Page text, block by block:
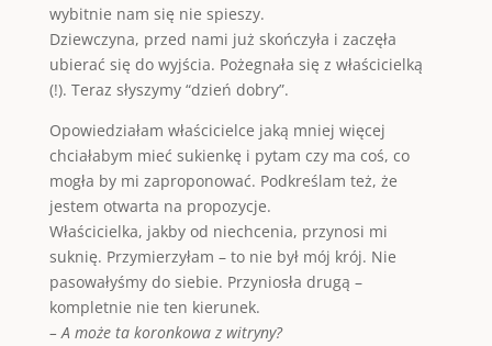
wybitnie nam się nie spieszy.
Dziewczyna, przed nami już skończyła i zaczęła
ubierać się do wyjścia. Pożegnała się z właścicielką
(!). Teraz słyszymy “dzień dobry”.
Opowiedziałam właścicielce jaką mniej więcej
chciałabym mieć sukienkę i pytam czy ma coś, co
mogła by mi zaproponować. Podkreślam też, że
jestem otwarta na propozycje.
Właścicielka, jakby od niechcenia, przynosi mi
suknię. Przymierzyłam – to nie był mój krój. Nie
pasowałyśmy do siebie. Przyniosła drugą –
kompletnie nie ten kierunek.
– A może ta koronkowa z witryny?